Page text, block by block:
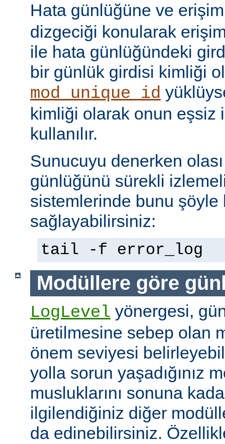
Hata günlüğüne ve
dizgeciği konularak
ile hata günlüğündeki
bir günlük girdisi kimliği
mod_unique_id
kimliği olarak onun eşsiz
kullanılır.
Sunucuyu denerken
günlüğünü sürekli
sistemlerinde bunu şöyle
sağlayabilirsiniz:
tail -f error_log
Modüllere göre
LogLevel yönergesi,
üretilmesine sebep olan
önem seviyesi
yolla sorun yaşadığınız
musluklarını sonuna
ilgilendiğiniz diğer
da edinebilirsiniz.